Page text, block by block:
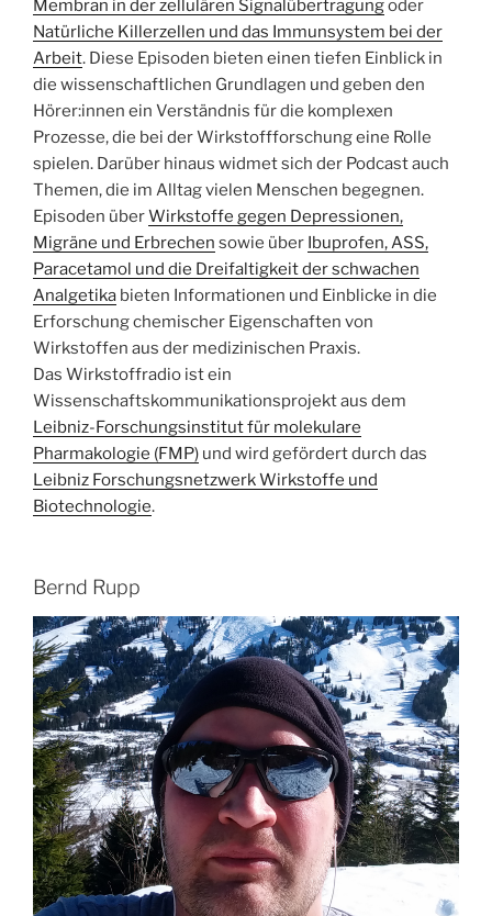
Membran in der zellulären Signalübertragungoder
Natürliche Killerzellen und das Immunsystem bei der
Arbeit. Diese Episoden bieten einen tiefen Einblick in
die wissenschaftlichen Grundlagen und geben den
Hörer:innen ein Verständnis für die komplexen
Prozesse, die bei der Wirkstoffforschung eine Rolle
spielen. Darüber hinaus widmet sich der Podcast auch
Themen, die im Alltag vielen Menschen begegnen.
Episoden überWirkstoffe gegen Depressionen,
Migräne und Erbrechen sowie über Ibuprofen, ASS,
Paracetamol und die Dreifaltigkeit der schwachen
Analgetika bieten Informationen und Einblicke in die
Erforschung chemischer Eigenschaften von
Wirkstoffen aus der medizinischen Praxis.
Das Wirkstoffradio ist ein
Wissenschaftskommunikationsprojekt aus dem
Leibniz-Forschungsinstitut für molekulare
Pharmakologie (FMP) und wird gefördert durch das
Leibniz Forschungsnetzwerk Wirkstoffe und
Biotechnologie.
Bernd Rupp